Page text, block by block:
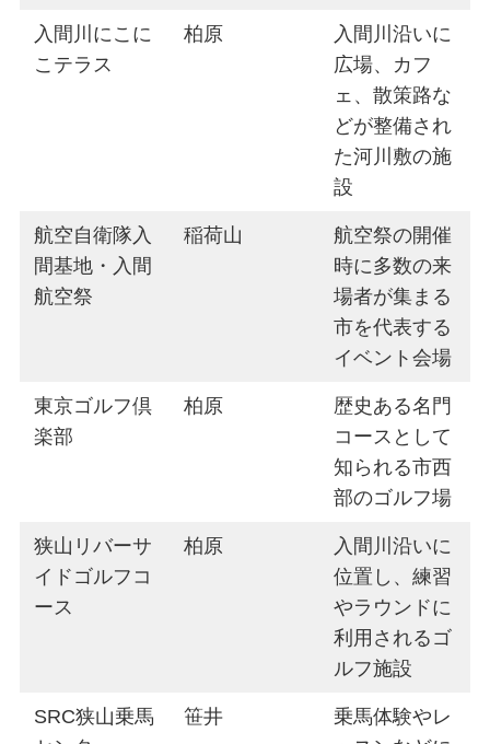
入間川にこに
こテラス
柏原
入間川沿いに
広場、カフ
ェ、散策路な
どが整備され
た河川敷の施
設
航空自衛隊入
間基地・入間
航空祭
稲荷山
航空祭の開催
時に多数の来
場者が集まる
市を代表する
イベント会場
東京ゴルフ倶
楽部
柏原
歴史ある名門
コースとして
知られる市西
部のゴルフ場
狭山リバーサ
イドゴルフコ
ース
柏原
入間川沿いに
位置し、練習
やラウンドに
利用されるゴ
ルフ施設
SRC狭山乗馬
笹井
乗馬体験やレ